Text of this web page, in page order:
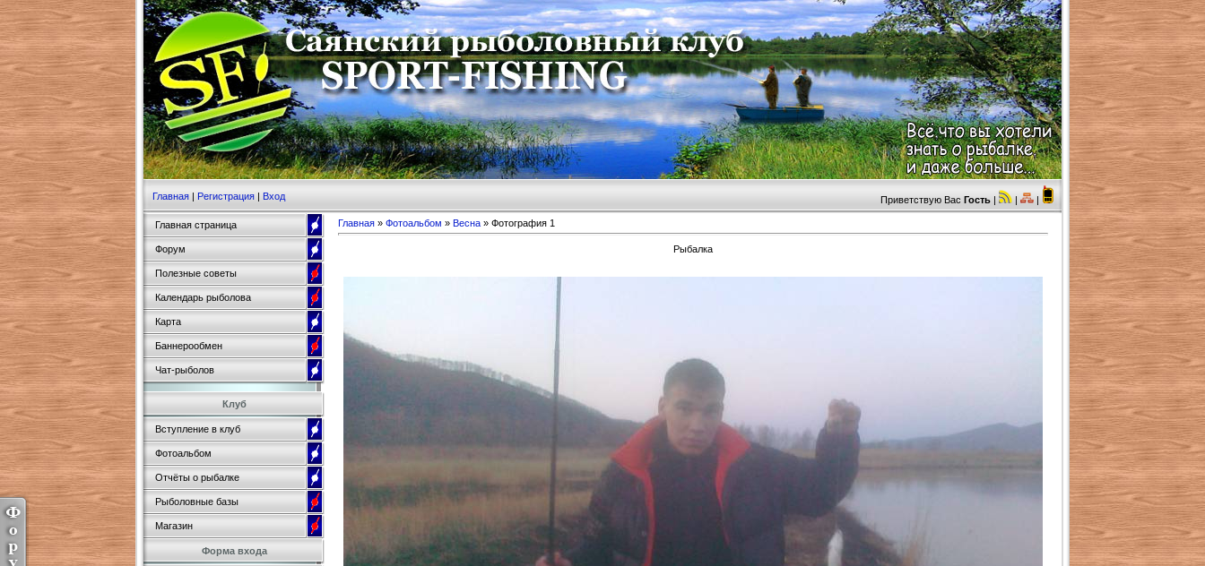
Главная | Регистрация | Вход Приветствую Вас Гость | | |
Главная страница
Форум
Полезные советы
Календарь рыболова
Карта
Баннерообмен
Чат-рыболов
Клуб
Вступление в клуб
Фотоальбом
Отчёты о рыбалке
Рыболовные базы
Магазин
Форма входа
Главная » Фотоальбом » Весна » Фотография 1
Рыбалка